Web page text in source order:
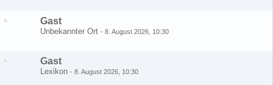
Gast
Unbekannter Ort - 8. August 2026, 10:30
Gast
Lexikon - 8. August 2026, 10:30